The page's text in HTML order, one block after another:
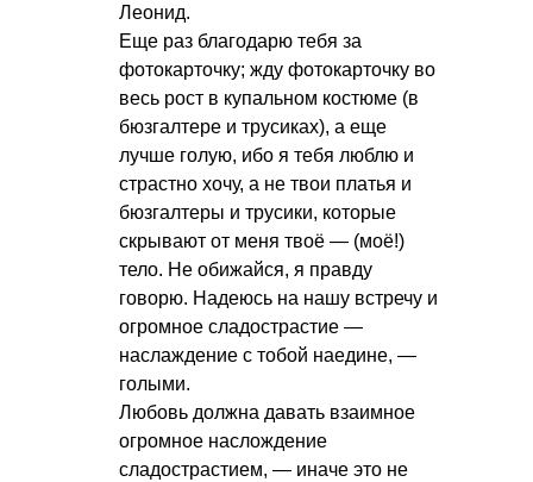
Леонид.
Еще раз благодарю тебя за
фотокарточку; жду фотокарточку во
весь рост в купальном костюме (в
бюзгалтере и трусиках), а еще
лучше голую, ибо я тебя люблю и
страстно хочу, а не твои платья и
бюзгалтеры и трусики, которые
скрывают от меня твоё — (моё!)
тело. Не обижайся, я правду
говорю. Надеюсь на нашу встречу и
огромное сладострастие —
наслаждение с тобой наедине, —
голыми.
Любовь должна давать взаимное
огромное наслождение
сладострастием, — иначе это не